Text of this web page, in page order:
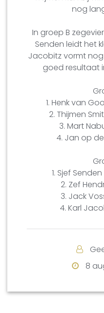
nog
In groep B
Senden leidt het
Jacobitz vormt
goed resultaat
1. Henk van
2. Thijmen
3. Mart
4. Jan op
1. Sjef
2. Zef
3. Jack
4. Karl
8